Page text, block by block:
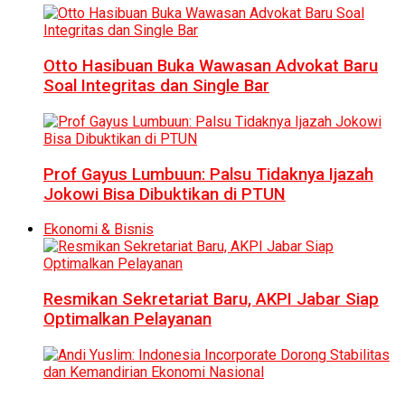
Otto Hasibuan Buka Wawasan Advokat Baru
Soal Integritas dan Single Bar
Prof Gayus Lumbuun: Palsu Tidaknya Ijazah
Jokowi Bisa Dibuktikan di PTUN
Ekonomi & Bisnis
Resmikan Sekretariat Baru, AKPI Jabar Siap
Optimalkan Pelayanan